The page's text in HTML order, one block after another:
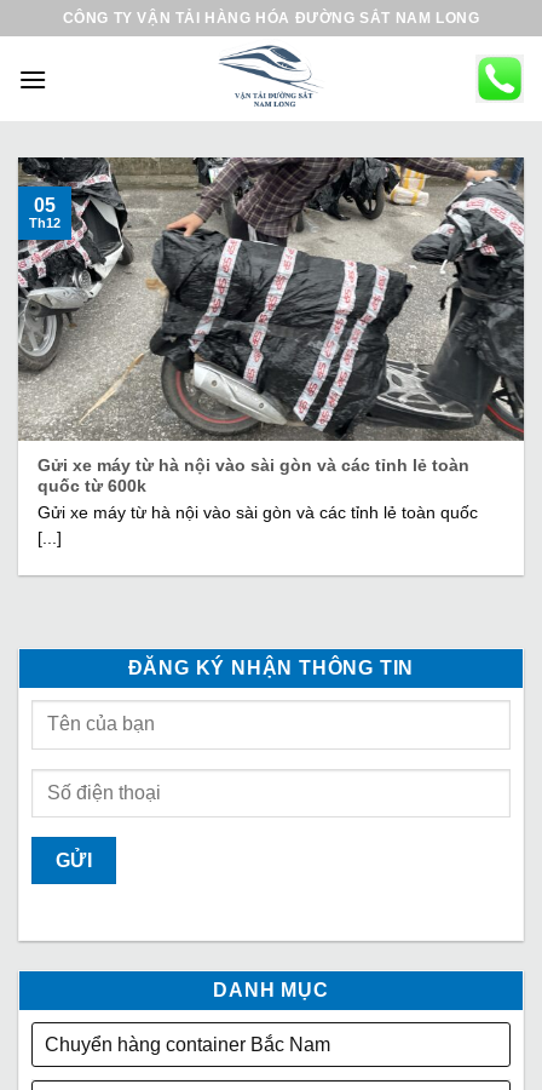
CÔNG TY VẬN TẢI HÀNG HÓA ĐƯỜNG SẮT NAM LONG
Gửi xe máy từ hà nội vào sài gòn và các tỉnh lẻ toàn
quốc từ 600k
Gửi xe máy từ hà nội vào sài gòn và các tỉnh lẻ toàn quốc
[...]
05
Th12
ĐĂNG KÝ NHẬN THÔNG TIN
DANH MỤC
Chuyển hàng container Bắc Nam